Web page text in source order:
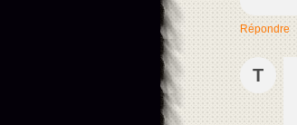
Répondre
T